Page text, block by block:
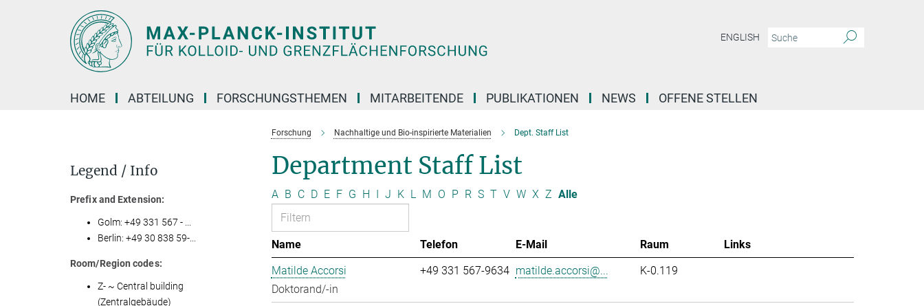
ENGLISH
HOME ABTEILUNG FORSCHUNGSTHEMEN MITARBEITENDE PUBLIKATIONEN NEWS OFFENE STELLEN
Forschung Nachhaltige und Bio-inspirierte Materialien Dept. Staff List
Department Staff List
A B C D E F G H I J K L M O P R S T V W X Z Alle
Name Telefon E-Mail Raum
Links
Matilde Accorsi
Doktorand/-in
+49 331 567-9634 matilde.accorsi@... K-0.119
Legend / Info
Prefix and Extension:
Golm: +49 331 567 - ...
Berlin: +49 30 838 59-...
Room/Region codes:
Z- ~ Central building
(Zentralgebäude)